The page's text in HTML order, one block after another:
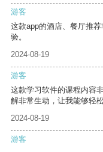
游客
这款app的酒店、餐厅推
验。
2024-08-19
游客
这款学习软件的课程内容
解非常生动，让我能够轻
2024-08-19
游客